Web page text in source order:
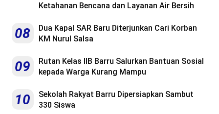
Ketahanan Bencana dan Layanan Air Bersih
08
Dua Kapal SAR Baru Diterjunkan Cari Korban
KM Nurul Salsa
09
Rutan Kelas IIB Barru Salurkan Bantuan Sosial
kepada Warga Kurang Mampu
10
Sekolah Rakyat Barru Dipersiapkan Sambut
330 Siswa